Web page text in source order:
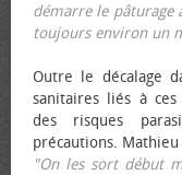
démarre le
toujours environ un
Outre le décalage
sanitaires liés à
des risques
précautions.
"On les sort début